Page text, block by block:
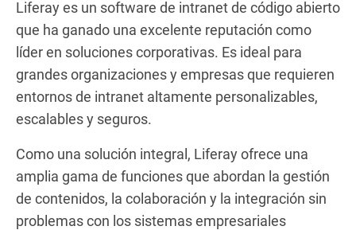
Liferay es un software de intranet de código abierto
que ha ganado una excelente reputación como
líder en soluciones corporativas. Es ideal para
grandes organizaciones y empresas que requieren
entornos de intranet altamente personalizables,
escalables y seguros.
Como una solución integral, Liferay ofrece una
amplia gama de funciones que abordan la gestión
de contenidos, la colaboración y la integración sin
problemas con los sistemas empresariales